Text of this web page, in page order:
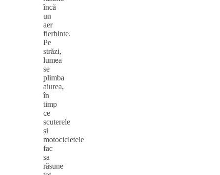
încă
un
aer
fierbinte.
Pe
străzi,
lumea
se
plimba
aiurea,
în
timp
ce
scuterele
și
motocicletele
fac
sa
răsune